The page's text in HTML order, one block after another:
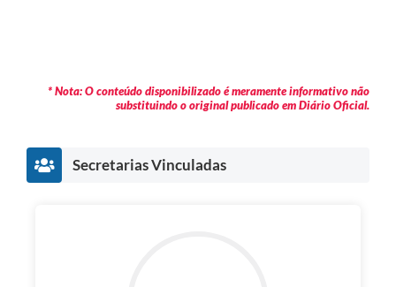
* Nota: O conteúdo disponibilizado é meramente informativo não
substituindo o original publicado em Diário Oficial.
Secretarias Vinculadas